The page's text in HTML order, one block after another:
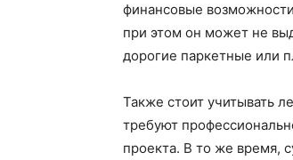
финансовые
при этом он может не
дорогие паркетные или
Также стоит учитывать
требуют
проекта. В то же время,